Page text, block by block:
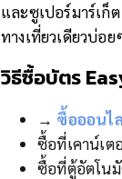
และซูเปอร์มาร์เก็
ทางเที่ยวเดียวบ่อ
วิธีซื้อบัตร
→ ซื้อออนไ
ซื้อที่เคาน์เต
ซื้อที่ตู้อัตโน